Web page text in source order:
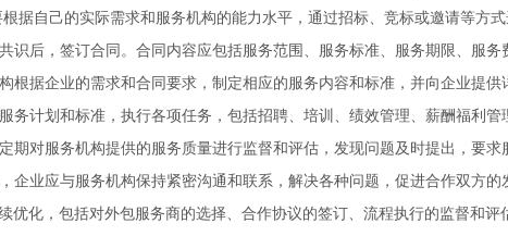
自己的实际需求和服务机构的能力水平，‌通过招标、‌竞标或邀请等方式
后，‌签订合同。‌合同内容应包括服务范围、‌服务标准、‌服务期限、‌服务
据企业的需求和合同要求，‌制定相应的服务内容和标准，‌并向企业提供
计划和标准，‌执行各项任务，‌包括招聘、‌培训、‌绩效管理、‌薪酬福利管
对服务机构提供的服务质量进行监督和评估，‌发现问题及时提出，‌要求
业应与服务机构保持紧密沟通和联系，‌解决各种问题，‌促进合作双方的
优化，‌包括对外包服务商的选择、‌合作协议的签订、‌流程执行的监督和